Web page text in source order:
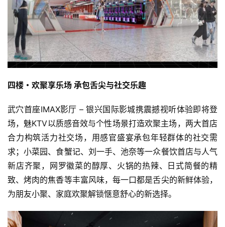
四楼・欢聚享乐场 承包舌尖与社交乐趣
武穴首座IMAX影厅 – 银兴国际影城携震撼视听体验即将登
场，魅KTV以质感音效与个性场景打造欢聚主场，两大首店
合力构筑活力社交场，用感官盛宴承包年轻群体的社交需
求；小菜园、食蟹记、刘一手、池奈等一众餐饮首店与人气
新店齐聚，网罗徽菜的醇厚、火锅的热辣、日式简餐的精
致、烤肉的焦香等丰富风味，每一口都是舌尖的新鲜体验，
为朋友小聚、家庭欢聚解锁惬意舒心的新选择。